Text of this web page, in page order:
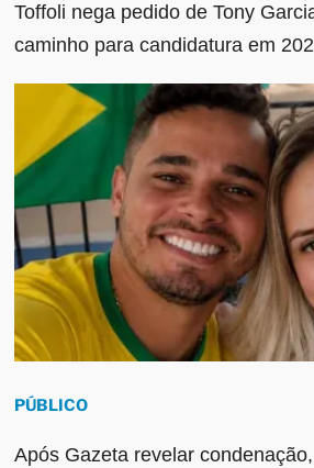
Toffoli nega pedido de Tony
caminho para candidatura em
PÚBLICO
Após Gazeta revelar